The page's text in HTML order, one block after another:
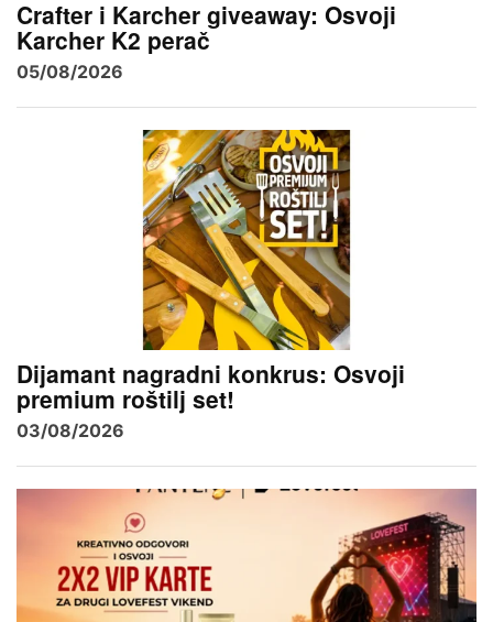
Crafter i Karcher giveaway: Osvoji
Karcher K2 perač
05/08/2026
Dijamant nagradni konkrus: Osvoji
premium roštilj set!
03/08/2026